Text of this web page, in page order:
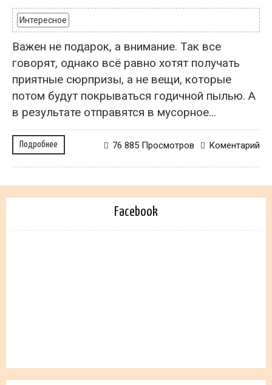
Интересное
Важен не подарок, а внимание. Так все
говорят, однако всё равно хотят получать
приятные сюрпризы, а не вещи, которые
потом будут покрываться годичной пылью. А
в результате отправятся в мусорное...
Подробнее Коментарий
76 885 Просмотров
Facebook